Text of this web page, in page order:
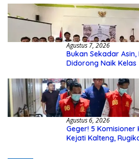
Agustus 7, 2026
Bukan Sekadar
Didorong Naik Kelas
Agustus 6, 2026
Geger! 5 Komisioner
Kejati Kalteng,